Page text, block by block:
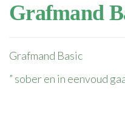
Grafmand
Grafmand Basic
” sober en in eenvoud